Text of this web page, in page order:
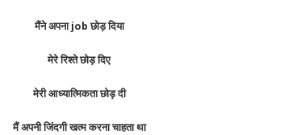
मैंने अपना job छोड़ दिया
मेरे रिश्ते छोड़ दिए
मेरी आध्यात्मिकता छोड़ दी
मैं अपनी जिंदगी खत्म करना चाहता था